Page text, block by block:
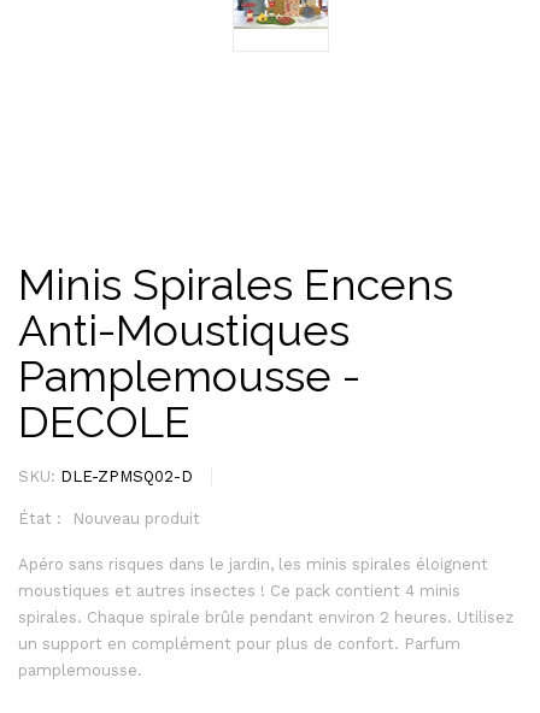
Minis Spirales Encens
Anti-Moustiques
Pamplemousse -
DECOLE
SKU: DLE-ZPMSQ02-D
État : Nouveau produit
Apéro sans risques dans le jardin, les minis spirales éloignent
moustiques et autres insectes ! Ce pack contient 4 minis
spirales. Chaque spirale brûle pendant environ 2 heures. Utilisez
un support en complément pour plus de confort. Parfum
pamplemousse.